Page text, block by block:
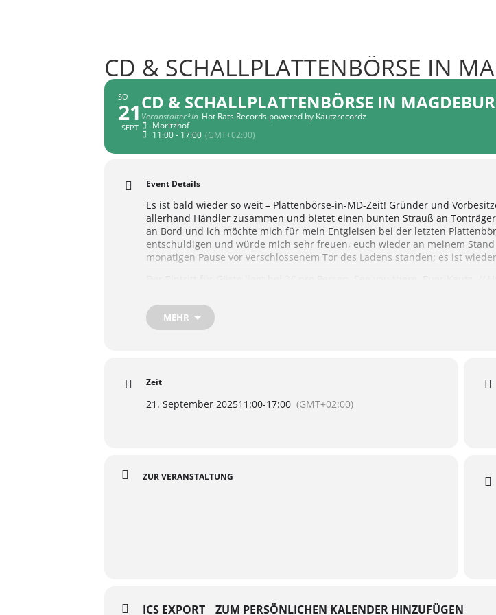
CD & SCHALLPLATTENBÖRSE IN
SO
21
SEPT
CD & SCHALLPLATTENBÖRSE IN
Veranstalter*in Hot Rats Records powered by Kautzrecordz
Moritzhof
11:00 - 17:00 (GMT+02:00)
Event Details
Es ist bald wieder so weit – Plattenbörse-in-MD-Zeit! Gründer und
allerhand Händler zusammen und bietet einen bunten Strauß an
an Bord und ich möchte mich für mein Entgleisen bei der letzten
entschuldigen und würde mich sehr freuen, euch wieder an meinem
monatigen Pause vor verschlossenem Tor des Ladens standen; es ist
MEHR
Zeit
21. September 202511:00-17:00 (GMT+02:00)
ZUR VERANSTALTUNG
ICS EXPORT ZUM PERSÖNLICHEN KALENDER HINZUFÜGEN